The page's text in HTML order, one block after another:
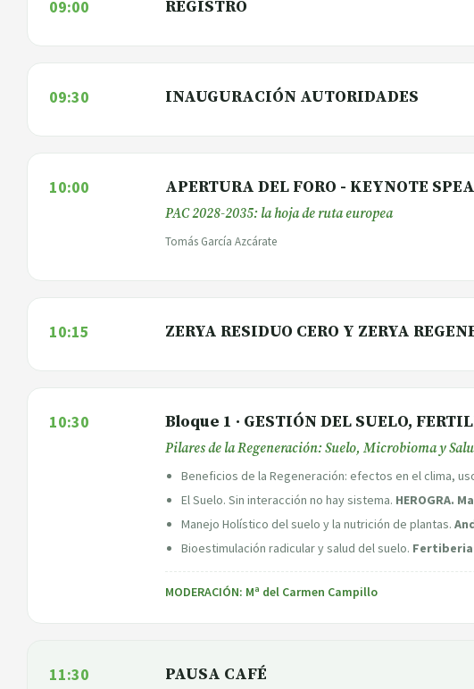
09:00 REGISTRO
09:30 INAUGURACIÓN AUTORIDADES
10:00 APERTURA DEL FORO - KEYNOTE
PAC 2028-2035: la hoja de ruta europea
Tomás García Azcárate
10:15 ZERYA RESIDUO CERO Y ZERYA
10:30 Bloque 1 · GESTIÓN DEL SUELO,
Pilares de la Regeneración: Suelo, Microbioma y
Beneficios de la Regeneración: efectos en el clima,
El Suelo. Sin interacción no hay sistema. HEROGRA.
Manejo Holístico del suelo y la nutrición de plantas.
Bioestimulación radicular y salud del suelo.
MODERACIÓN: Mª del Carmen Campillo
11:30 PAUSA CAFÉ